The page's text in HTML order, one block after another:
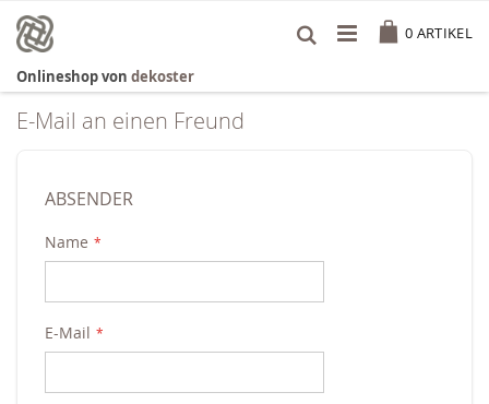
Inhalt
springen
0 ARTIKEL
Onlineshop von dekoster
E-Mail an einen Freund
ABSENDER
Name
E-Mail